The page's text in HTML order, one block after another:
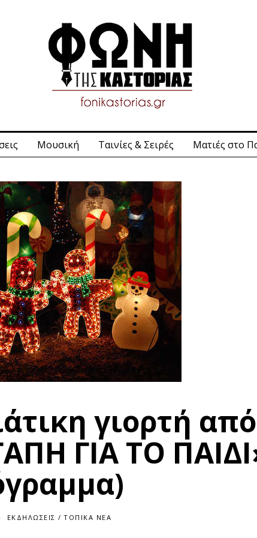
Μουσική Ταινίες & Σειρές Ματιές στο
γιορτή
ΓΙΑ ΤΟ
ΕΚΔΗΛΏΣΕΙΣ / ΤΟΠΙΚΆ ΝΈΑ